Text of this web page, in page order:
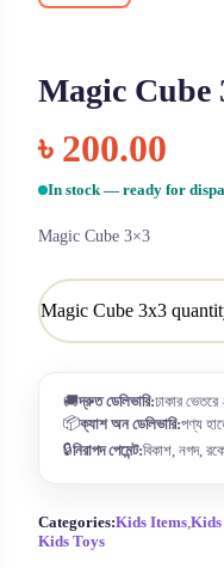
Magic Cube
৳ 200.00
In stock — ready for
Magic Cube 3×3
Magic Cube 3x3
🚚দ্রুত ডেলিভারি:ঢাকার
📦ক্যাশ অন ডেলিভারি:পণ্য
🔒নিরাপদ পেমেন্ট:বিকাশ, নগদ,
Categories:Kids Items,
Kids Toys